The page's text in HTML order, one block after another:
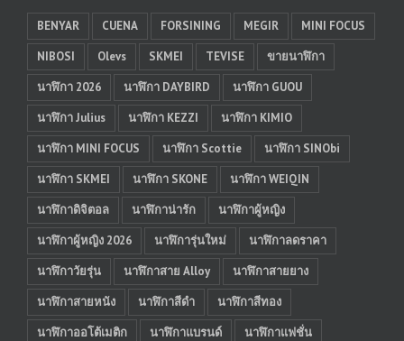
BENYAR CUENA FORSINING MEGIR
MINI FOCUS
NIBOSI
Olevs SKMEI TEVISE
ขายนาฬิกา
นาฬิกา 2026
นาฬิกา DAYBIRD
นาฬิกา GUOU
นาฬิกา Julius
นาฬิกา KEZZI
นาฬิกา KIMIO
นาฬิกา MINI FOCUS
นาฬิกา Scottie
นาฬิกา SINObi
นาฬิกา SKMEI
นาฬิกา SKONE
นาฬิกา WEIQIN
นาฬิกาดิจิตอล
นาฬิกาน่ารัก
นาฬิกาผู้หญิง
นาฬิกาผู้หญิง 2026
นาฬิการุ่นใหม่
นาฬิกาลดราคา
นาฬิกาวัยรุ่น
นาฬิกาสาย Alloy
นาฬิกาสายยาง
นาฬิกาสายหนัง
นาฬิกาสีดำ
นาฬิกาสีทอง
นาฬิกาออโต้เมติก
นาฬิกาแบรนด์
นาฬิกาแฟชั่น